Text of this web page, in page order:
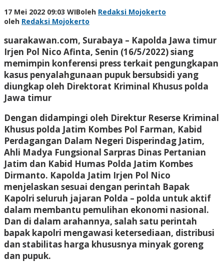
17 Mei 2022 09:03 WIBoleh Redaksi Mojokerto
oleh Redaksi Mojokerto
suarakawan.com, Surabaya – Kapolda Jawa timur
Irjen Pol Nico Afinta, Senin (16/5/2022) siang
memimpin konferensi press terkait pengungkapan
kasus penyalahgunaan pupuk bersubsidi yang
diungkap oleh Direktorat Kriminal Khusus polda
Jawa timur
Dengan didampingi oleh Direktur Reserse Kriminal
Khusus polda Jatim Kombes Pol Farman, Kabid
Perdagangan Dalam Negeri Disperindag Jatim,
Ahli Madya Fungsional Sarpras Dinas Pertanian
Jatim dan Kabid Humas Polda Jatim Kombes
Dirmanto. Kapolda Jatim Irjen Pol Nico
menjelaskan sesuai dengan perintah Bapak
Kapolri seluruh jajaran Polda – polda untuk aktif
dalam membantu pemulihan ekonomi nasional.
Dan di dalam arahannya, salah satu perintah
bapak kapolri mengawasi ketersediaan, distribusi
dan stabilitas harga khususnya minyak goreng
dan pupuk.